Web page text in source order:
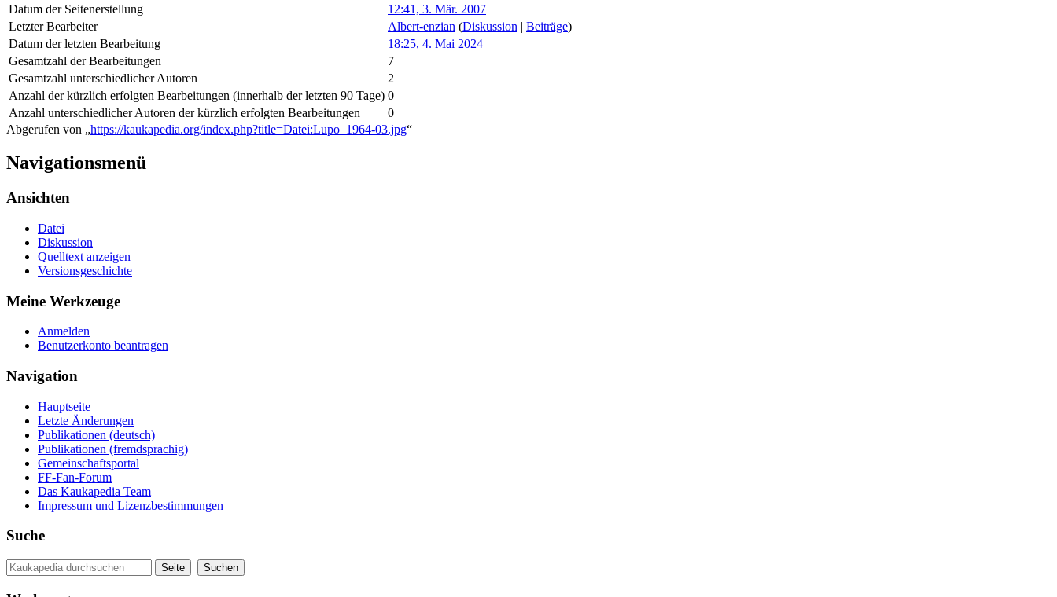
Datum der Seitenerstellung
12:41, 3. Mär. 2007
Letzter Bearbeiter
Albert-enzian (Diskussion | Beiträge)
Datum der letzten Bearbeitung
18:25, 4. Mai 2024
Gesamtzahl der Bearbeitungen
7
Gesamtzahl unterschiedlicher Autoren
2
Anzahl der kürzlich erfolgten Bearbeitungen (innerhalb der letzten 90 Tage) 0
Anzahl unterschiedlicher Autoren der kürzlich erfolgten Bearbeitungen
0
Abgerufen von „https://kaukapedia.org/index.php?title=Datei:Lupo_1964-03.jpg“
Navigationsmenü
Ansichten
Datei
Diskussion
Quelltext anzeigen
Versionsgeschichte
Meine Werkzeuge
Anmelden
Benutzerkonto beantragen
Navigation
Hauptseite
Letzte Änderungen
Publikationen (deutsch)
Publikationen (fremdsprachig)
Gemeinschaftsportal
FF-Fan-Forum
Das Kaukapedia Team
Impressum und Lizenzbestimmungen
Suche